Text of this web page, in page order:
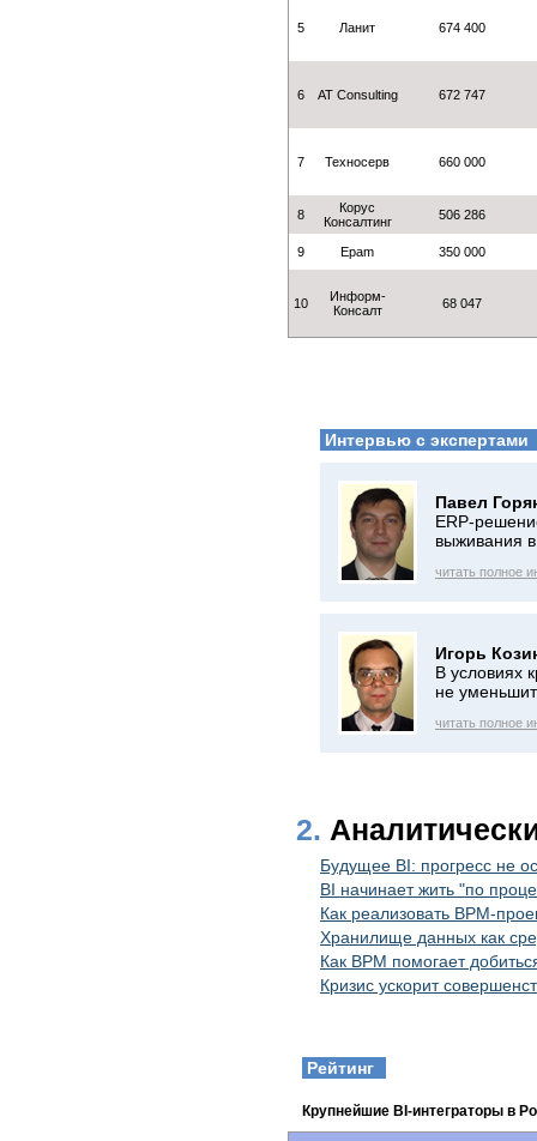
5 Ланит 674 400
6 АТ Consulting 672 747
7 Техносерв 660 000
8
Корус
Консалтинг
506 286
9 Epam 350 000
10
Информ-
Консалт
68 047
Интервью с экспертами
Павел
ERP-
выживания
читать полное
Игорь
В условиях
не
читать полное
2.
Будущее BI: прогресс не
BI начинает жить "по
Как реализовать BPM-
Хранилище данных как
Как BPM помогает
Кризис ускорит
Рейтинг
Крупнейшие BI-интеграторы в